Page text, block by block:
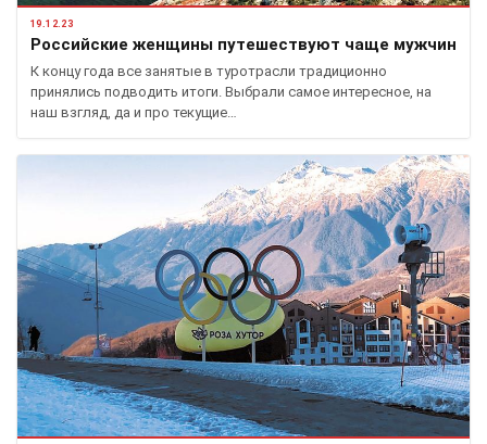
19.12.23
Российские женщины путешествуют чаще мужчин
К концу года все занятые в туротрасли традиционно
принялись подводить итоги. Выбрали самое интересное, на
наш взгляд, да и про текущие…